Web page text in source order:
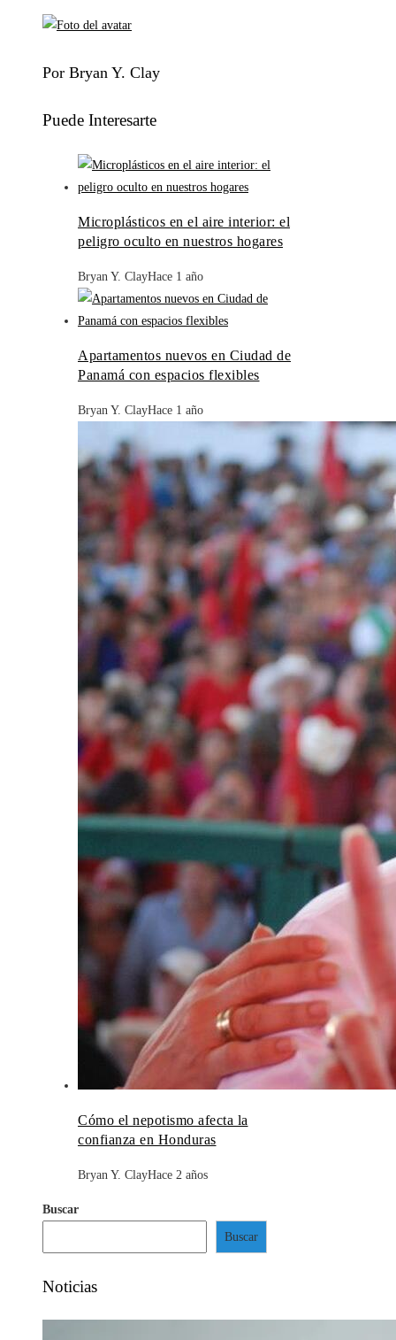
Por Bryan Y. Clay
Puede Interesarte
Microplásticos en el aire interior: el
peligro oculto en nuestros hogares
Bryan Y. ClayHace 1 año
Apartamentos nuevos en Ciudad de
Panamá con espacios flexibles
Bryan Y. ClayHace 1 año
Cómo el nepotismo afecta la
confianza en Honduras
Bryan Y. ClayHace 2 años
Buscar
Buscar
Noticias